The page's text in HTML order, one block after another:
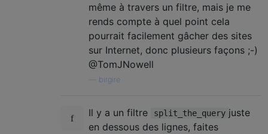
même à travers un filtre, mais je me
rends compte à quel point cela
pourrait facilement gâcher des sites
sur Internet, donc plusieurs façons ;-)
@TomJNowell
birgire
Il y a un filtre split_the_query juste
en dessous des lignes, faites